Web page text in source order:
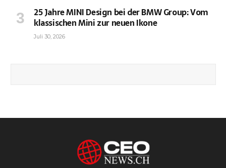
25 Jahre MINI Design bei der BMW Group: Vom
klassischen Mini zur neuen Ikone
Juli 30, 2026